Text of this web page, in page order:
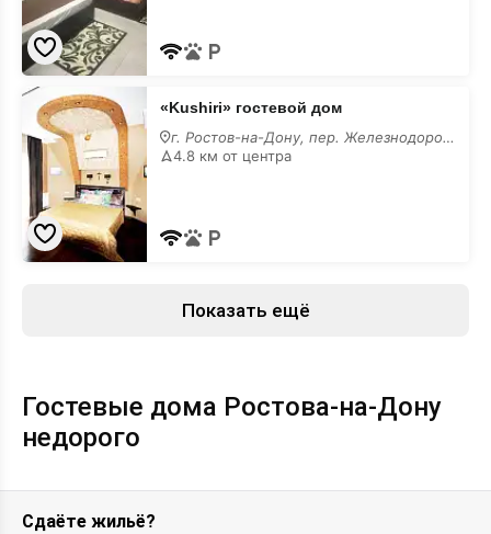
«Kushiri»
гостевой
дом
недорого
«Kushiri» гостевой дом
г. Ростов-на-Дону, пер. Железнодорожный Верхний, 31
4.8 км от центра
Показать ещё
Гостевые дома Ростова-на-Дону
недорого
Сдаёте жильё?